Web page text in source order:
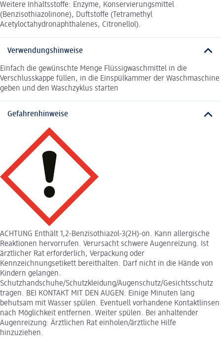
Weitere Inhaltsstoffe: Enzyme, Konservierungsmittel
(Benzisothiazolinone), Duftstoffe (Tetramethyl
Acetyloctahydronaphthalenes, Citronellol).
Verwendungshinweise
Einfach die gewünschte Menge Flüssigwaschmittel in die
Verschlusskappe füllen, in die Einspülkammer der Waschmaschine
geben und den Waschzyklus starten
Gefahrenhinweise
ACHTUNG Enthält 1,2-Benzisothiazol-3(2H)-on. Kann allergische
Reaktionen hervorrufen. Verursacht schwere Augenreizung. Ist
ärztlicher Rat erforderlich, Verpackung oder
Kennzeichnungsetikett bereithalten. Darf nicht in die Hände von
Kindern gelangen.
Schutzhandschuhe/Schutzkleidung/Augenschutz/Gesichtsschutz
tragen. BEI KONTAKT MIT DEN AUGEN: Einige Minuten lang
behutsam mit Wasser spülen. Eventuell vorhandene Kontaktlinsen
nach Möglichkeit entfernen. Weiter spülen. Bei anhaltender
Augenreizung: Ärztlichen Rat einholen/ärztliche Hilfe
hinzuziehen.